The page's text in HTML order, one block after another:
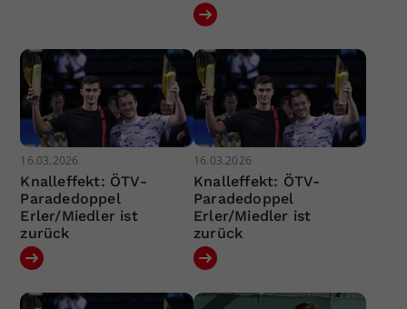
16.03.2026
Knalleffekt: ÖTV-
Paradedoppel
Erler/Miedler ist
zurück
16.03.2026
Knalleffekt: ÖTV-
Paradedoppel
Erler/Miedler ist
zurück